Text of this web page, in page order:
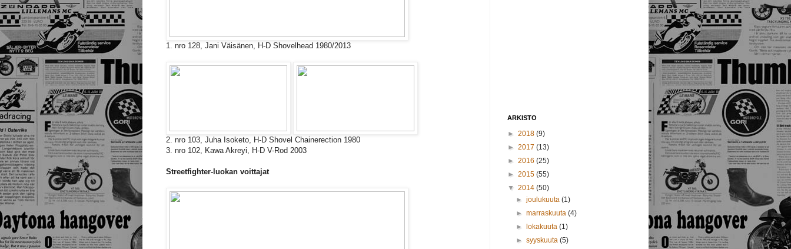
1. nro 128, Jani Väisänen, H-D Shovelhead 1980/2013
2. nro 103, Juha Isoketo, H-D Shovel Chainerection 1980
3. nro 102, Kawa Akreyi, H-D V-Rod 2003
Streetfighter-luokan voittajat
ARKISTO
► 2018 (9)
► 2017 (13)
► 2016 (25)
► 2015 (55)
▼ 2014 (50)
►joulukuuta(1)
►marraskuuta(4)
►
lokakuuta(1)
►syyskuuta(5)